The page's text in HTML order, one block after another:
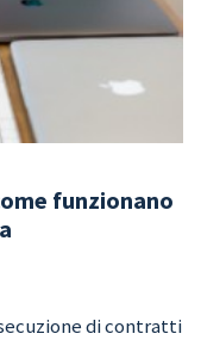
funzionano
di contratti